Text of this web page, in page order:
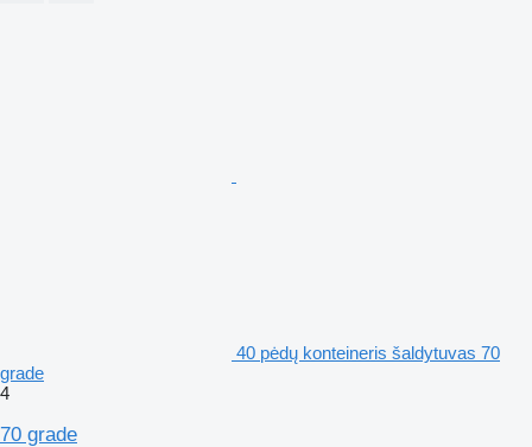
40 pėdų konteineris šaldytuvas 70
grade
4
70 grade